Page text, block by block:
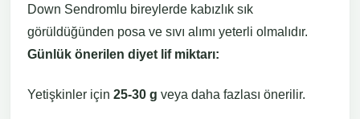
Down Sendromlu bireylerde kabızlık sık
görüldüğünden posa ve sıvı alımı yeterli olmalıdır.
Günlük önerilen diyet lif miktarı:
Yetişkinler için 25-30 g veya daha fazlası önerilir.